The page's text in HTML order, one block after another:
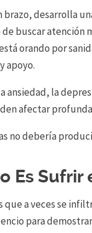
brazo, desarrolla
buscar atención
orando por
apoyo.
ansiedad, la
afectar
no debería
Es Sufrir
que a veces se
para